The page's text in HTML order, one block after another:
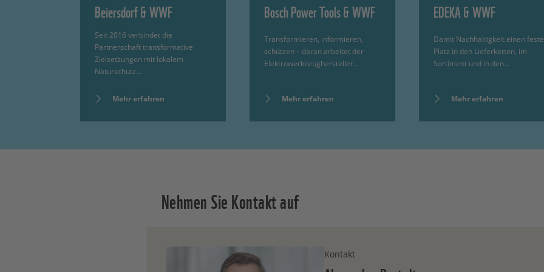
Beiersdorf & WWF
Seit 2016 verbindet die
Partnerschaft transformative
Zielsetzungen mit lokalem
Naturschutz…
Mehr erfahren
Bosch Power Tools & WWF
Transformieren, informieren,
schützen – daran arbeitet der
Elektrowerkzeughersteller…
Mehr erfahren
EDEKA & WWF
Damit Nachhaltigkeit einen
Platz in den Lieferketten, im
Sortiment und in den…
Mehr erfahren
Nehmen Sie Kontakt auf
Kontakt